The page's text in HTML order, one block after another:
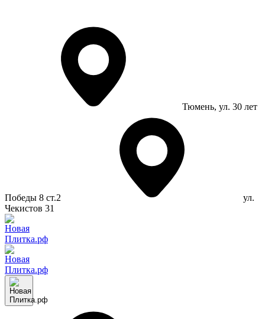
Тюмень, ул. 30 лет
Победы 8 ст.2
ул.
Чекистов 31